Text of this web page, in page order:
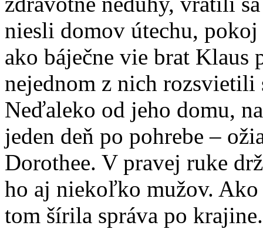
niesli domov útechu,
ako báječne vie brat
nejednom z nich rozsvietili
Neďaleko od jeho domu,
jeden deň po pohrebe –
Dorothee. V pravej ruke
ho aj niekoľko mužov. Ako
tom šírila správa po